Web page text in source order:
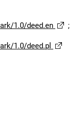
1.0/deed.en
;
1.0/deed.pl